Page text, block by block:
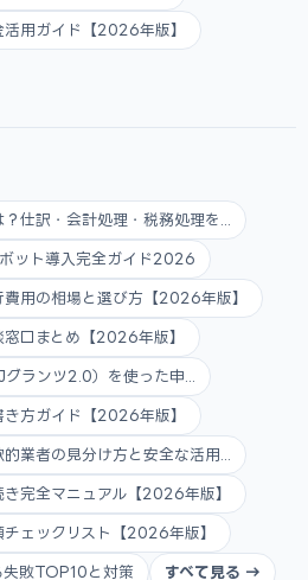
用ガイド【2026年版】
仕訳・会計処理・税務処理を...
ット導入完全ガイド2026
用の相場と選び方【2026年版】
口まとめ【2026年版】
ランツ2.0）を使った申...
方ガイド【2026年版】
業者の見分け方と安全な活用...
完全マニュアル【2026年版】
ェックリスト【2026年版】
失敗TOP10と対策 すべて見る →